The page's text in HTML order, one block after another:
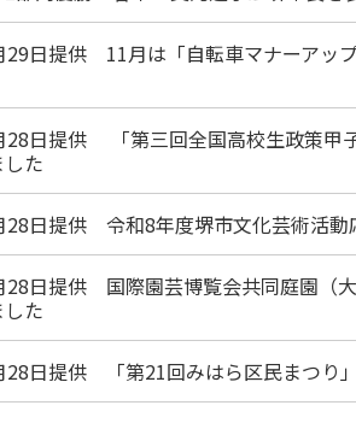
29日提供 11月は「自転車マナーアッ
28日提供 「第三回全国高校生政策甲
た
28日提供 令和8年度堺市文化芸術活動
28日提供 国際園芸博覧会共同庭園（
した
28日提供 「第21回みはら区民まつり